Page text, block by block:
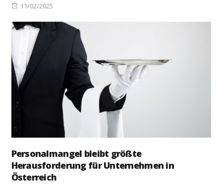
Posted
11/02/2025
Personalmangel bleibt größte
Herausforderung für Unternehmen in
Österreich